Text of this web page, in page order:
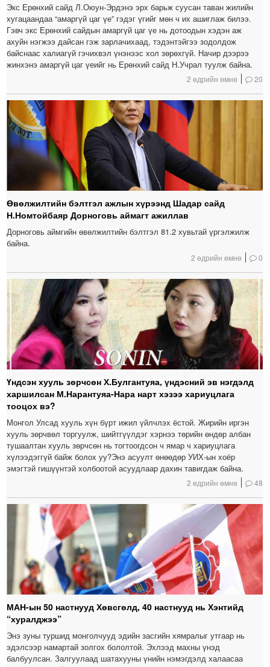
Экс Ерөнхий сайд Л.Оюун-Эрдэнэ эрх барьж суусан таван жилийн
хугацаандаа “амаргүй цаг үе” гэдэг үгийг мөн ч их ашиглаж билээ.
Гэвч экс Ерөнхий сайдын амаргүй цаг үе нь дотоодын хэдэн аж
ахуйн нэгжээ дайсан гэж зарлачихаад, тэдэнтэйгээ зодолдож
байснаас халиагүй гэчихвэл үнэнээс хол зөрөхгүй. Начир дээрээ
жинхэнэ амаргүй цаг үеийг нь Ерөнхий сайд Н.Учрал туулж байна.
2 өдрийн өмнө 20
Өвөлжилтийн бэлтгэл ажлын хүрээнд Шадар сайд
Н.Номтойбаяр Дорноговь аймагт ажиллав
Дорноговь аймгийн өвөлжилтийн бэлтгэл 81.2 хувьтай үргэлжилж
байна.
2 өдрийн өмнө 0
Үндсэн хууль зөрчсөн Х.Булгантуяа, үндэсний эв нэгдэлд
харшилсан М.Нарантуяа-Нара нарт хэзээ хариуцлага
тооцох вэ?
Монгол Улсад хууль хүн бүрт ижил үйлчлэх ёстой. Жирийн иргэн
хууль зөрчвөл торгуулж, шийтгүүлдэг хэрнээ төрийн өндөр албан
тушаалтан хууль зөрчсөн нь тогтоогдсон ч ямар ч хариуцлага
хүлээдэггүй байж болох уу?Энэ асуулт өнөөдөр УИХ-ын хоёр
эмэгтэй гишүүнтэй холбоотой асуудлаар дахин тавигдаж байна.
2 өдрийн өмнө 48
МАН-ын 50 настнууд Хөвсгөлд, 40 настнууд нь Хэнтийд
“хуралджээ”
Энэ зуны туршид монголчууд эдийн засгийн хямралыг утгаар нь
эдэлсээр намартай золгох бололтой. Эхлээд махны үнэд
балбуулсан. Залгуулаад шатахууны үнийн нэмэгдэлд халаасаа